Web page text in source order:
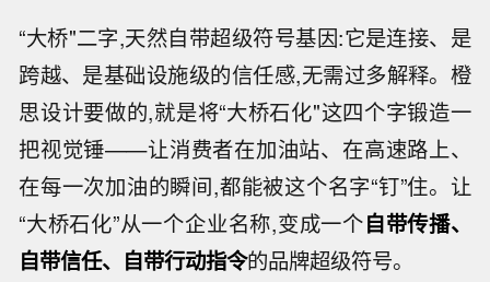
“大桥"二字,天然自带超级符号基因:它是连接、是
跨越、是基础设施级的信任感,无需过多解释。橙
思设计要做的,就是将“大桥石化"这四个字锻造一
把视觉锤——让消费者在加油站、在高速路上、
在每一次加油的瞬间,都能被这个名字“钉”住。让
“大桥石化”从一个企业名称,变成一个自带传播、
自带信任、自带行动指令的品牌超级符号。